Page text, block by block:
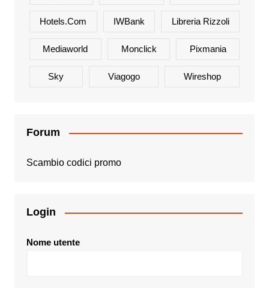
Hotels.com IWBank Libreria Rizzoli
Mediaworld Monclick Pixmania
Sky Viagogo Wireshop
Forum
Scambio codici promo
Login
Nome utente